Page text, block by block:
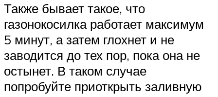
Также бывает такое, что
газонокосилка работает максимум
5 минут, а затем глохнет и не
заводится до тех пор, пока она не
остынет. В таком случае
попробуйте приоткрыть заливную